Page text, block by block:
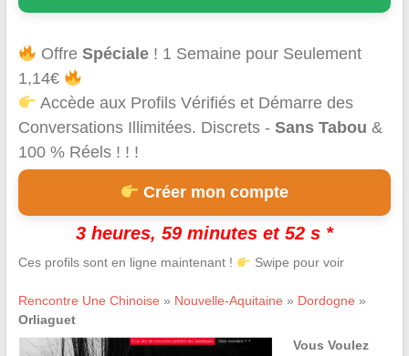
OffreSpéciale ! 1 Semaine pour Seulement
1,14€
Accède aux Profils Vérifiés et Démarre des
Conversations Illimitées. Discrets - Sans Tabou &
100 % Réels ! ! !
Créer mon compte
3 heures, 59 minutes et 52 s *
Ces profils sont en ligne maintenant ! Swipe pour voir
Rencontre Une Chinoise » Nouvelle-Aquitaine » Dordogne »
Orliaguet
Vous Voulez